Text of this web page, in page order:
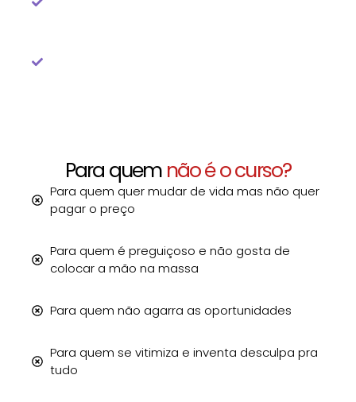
Para quem não é o curso?
Para quem quer mudar de vida mas não quer
pagar o preço
Para quem é preguiçoso e não gosta de
colocar a mão na massa
Para quem não agarra as oportunidades
Para quem se vitimiza e inventa desculpa pra
tudo